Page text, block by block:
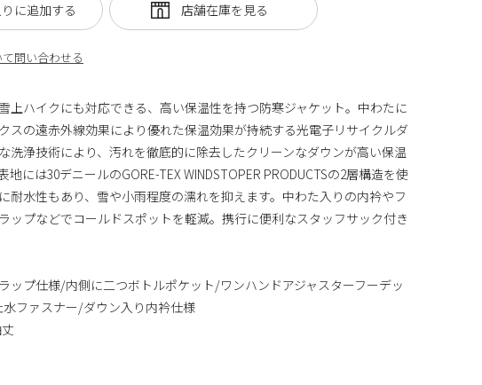
問い合わせる
に追加する
上ハイクにも対応できる、高い保温性を持つ防寒ジャケット。中わたに
スの遠赤外線効果により優れた保温効果が持続する光電子リサイクルダ
洗浄技術により、汚れを徹底的に除去したクリーンなダウンが高い保温
地には30デニールのGORE-TEX WINDSTOPER PRODUCTSの2層構造を使
耐水性もあり、雪や小雨程度の濡れを抑えます。中わた入りの内衿やフ
ップなどでコールドスポットを軽減。携行に便利なスタッフサック付き
ップ仕様/内側に二つボトルポケット/ワンハンドアジャスターフーデッ
水ファスナー/ダウン入り内衿仕様